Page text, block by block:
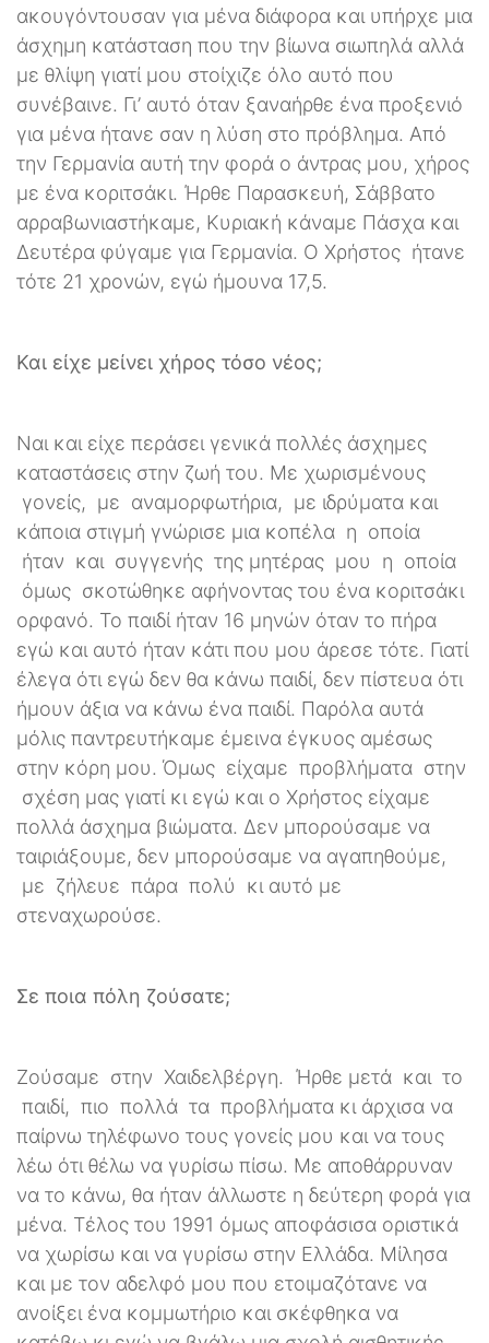
ακουγόντουσαν για μένα διάφορα και υπήρχε μια
άσχημη κατάσταση που την βίωνα σιωπηλά αλλά
με θλίψη γιατί μου στοίχιζε όλο αυτό που
συνέβαινε. Γι’ αυτό όταν ξαναήρθε ένα προξενιό
για μένα ήτανε σαν η λύση στο πρόβλημα. Από
την Γερμανία αυτή την φορά ο άντρας μου, χήρος
με ένα κοριτσάκι. Ήρθε Παρασκευή, Σάββατο
αρραβωνιαστήκαμε, Κυριακή κάναμε Πάσχα και
Δευτέρα φύγαμε για Γερμανία. Ο Χρήστος ήτανε
τότε 21 χρονών, εγώ ήμουνα 17,5.
Και είχε μείνει χήρος τόσο νέος;
Ναι και είχε περάσει γενικά πολλές άσχημες
καταστάσεις στην ζωή του. Με χωρισμένους
γονείς, με αναμορφωτήρια, με ιδρύματα και
κάποια στιγμή γνώρισε μια κοπέλα η οποία
ήταν και συγγενής της μητέρας μου η οποία
όμως σκοτώθηκε αφήνοντας του ένα κοριτσάκι
ορφανό. Το παιδί ήταν 16 μηνών όταν το πήρα
εγώ και αυτό ήταν κάτι που μου άρεσε τότε. Γιατί
έλεγα ότι εγώ δεν θα κάνω παιδί, δεν πίστευα ότι
ήμουν άξια να κάνω ένα παιδί. Παρόλα αυτά
μόλις παντρευτήκαμε έμεινα έγκυος αμέσως
στην κόρη μου. Όμως είχαμε προβλήματα στην
σχέση μας γιατί κι εγώ και ο Χρήστος είχαμε
πολλά άσχημα βιώματα. Δεν μπορούσαμε να
ταιριάξουμε, δεν μπορούσαμε να αγαπηθούμε,
με ζήλευε πάρα πολύ κι αυτό με
στεναχωρούσε.
Σε ποια πόλη ζούσατε;
Ζούσαμε στην Χαιδελβέργη. Ήρθε μετά και το
παιδί, πιο πολλά τα προβλήματα κι άρχισα να
παίρνω τηλέφωνο τους γονείς μου και να τους
λέω ότι θέλω να γυρίσω πίσω. Με αποθάρρυναν
να το κάνω, θα ήταν άλλωστε η δεύτερη φορά για
μένα. Τέλος του 1991 όμως αποφάσισα οριστικά
να χωρίσω και να γυρίσω στην Ελλάδα. Μίλησα
και με τον αδελφό μου που ετοιμαζότανε να
ανοίξει ένα κομμωτήριο και σκέφθηκα να